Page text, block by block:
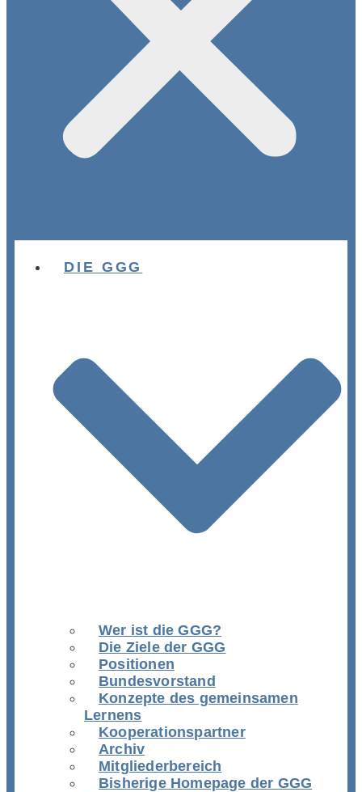
DIE GGG
Wer ist die GGG?
Die Ziele der GGG
Positionen
Bundesvorstand
Konzepte des gemeinsamen
Lernens
Kooperationspartner
Archiv
Mitgliederbereich
Bisherige Homepage der GGG